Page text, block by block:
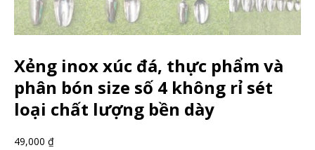
Xẻng inox xúc đá, thực phẩm và
phân bón size số 4 không rỉ sét
loại chất lượng bền dày
49,000 ₫